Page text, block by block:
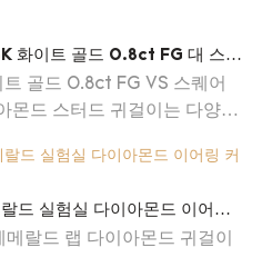
화이트 골드 0.8ct FG 대 스퀘
드 스터드 귀걸이 귀걸이
골드 0.8ct FG VS 스퀘어
몬드 스터드 귀걸이는 다양한
유형과 기능을 갖춘 제품을
드 실험실 다이아몬드 이어링
랄드 랩 다이아몬드 귀걸이